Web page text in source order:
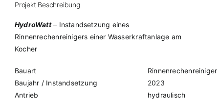
Projekt Beschreibung
HydroWatt– Instandsetzung eines
Rinnenrechenreinigers einer Wasserkraftanlage am
Kocher
Bauart
Baujahr / Instandsetzung
Antrieb
Rinnenrechenreiniger
2023
hydraulisch